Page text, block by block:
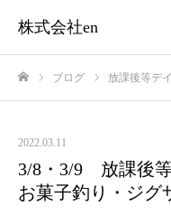
株式会社en
ブログ 放課後等デ
2022.03.11
3/8・3/9 放課後
お菓子釣り・ジグ